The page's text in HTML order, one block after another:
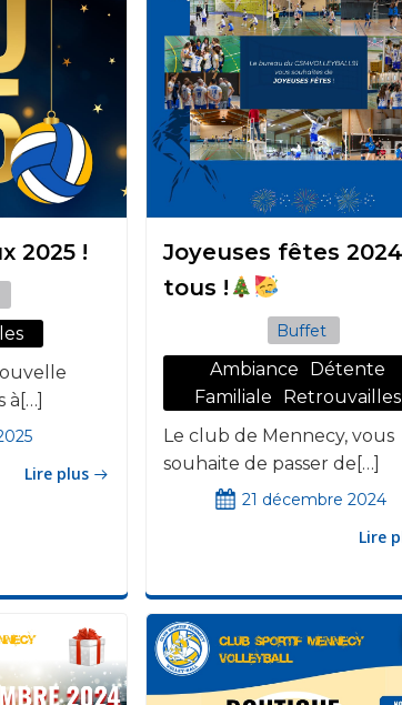
2025 !
à[…]
Lire plus
Joyeuses fêtes
tous !
Buffet
Ambiance
Détente
Familiale
Retrouvailles
Le club de Mennecy, vous
souhaite de passer de[…]
21 décembre 2024
Lire